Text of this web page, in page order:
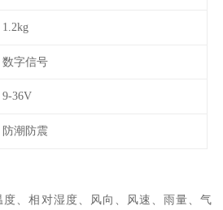
1.2kg
数字信号
9-36V
防潮防震
、相对湿度、风向、风速、雨量、气